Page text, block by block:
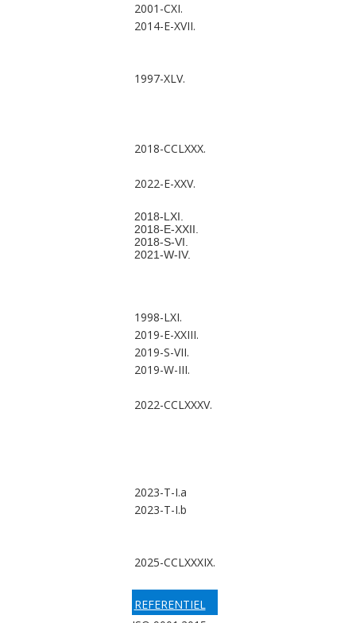
2001-CXI.
2014-E-XVII.
1997-XLV.
2018-CCLXXX.
2022-E-XXV.
2018-LXI.
2018-E-XXII.
2018-S-VI.
2021-W-IV.
1998-LXI.
2019-E-XXIII.
2019-S-VII.
2019-W-III.
2022-CCLXXXV.
2023-T-I.a
2023-T-I.b
2025-CCLXXXIX.
REFERENTIEL